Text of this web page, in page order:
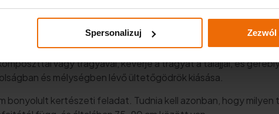
Spersonalizuj Zezwól
és a burgonya készen áll, akkor a megfelelő időben
vagy trágyával, keverje a trágyát a talajjal, és
és mélységben lévő ültetőgödrök kiásása.
bonyolult kertészeti feladat. Tudnia kell azonban, hogy